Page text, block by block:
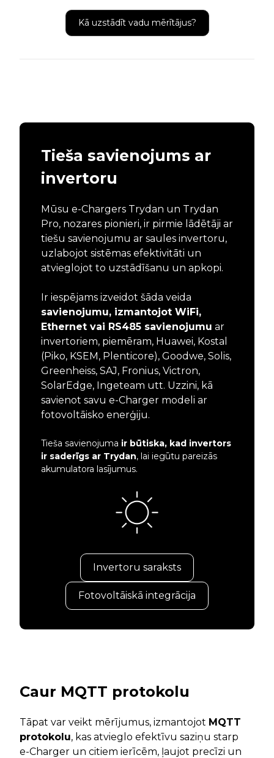
Kā uzstādīt vadu mērītājus?
Tieša savienojums ar
invertoru
Mūsu e-Chargers Trydan un Trydan
Pro, nozares pionieri, ir pirmie lādētāji ar
tiešu savienojumu ar saules invertoru,
uzlabojot sistēmas efektivitāti un
atvieglojot to uzstādīšanu un apkopi.
Ir iespējams izveidot šāda veida
savienojumu, izmantojot WiFi,
Ethernet vai RS485 savienojumu ar
invertoriem, piemēram, Huawei, Kostal
(Piko, KSEM, Plenticore), Goodwe, Solis,
Greenheiss, SAJ, Fronius, Victron,
SolarEdge, Ingeteam utt. Uzzini, kā
savienot savu e-Charger modeli ar
fotovoltāisko enerģiju.
Tieša savienojuma ir būtiska, kad invertors
ir saderīgs ar Trydan, lai iegūtu pareizās
akumulatora lasījumus.
Invertoru saraksts
Fotovoltāiskā integrācija
Caur MQTT protokolu
Tāpat var veikt mērījumus, izmantojot MQTT
protokolu, kas atvieglo efektīvu saziņu starp
e-Charger un citiem ierīcēm, ļaujot precīzi un